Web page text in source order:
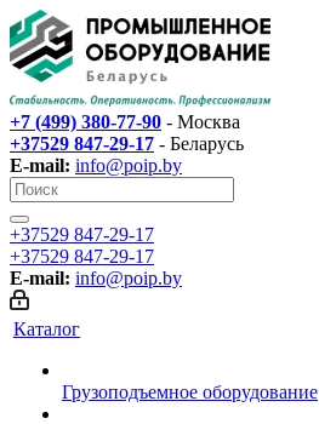
+7 (499) 380-77-90 - Москва
+37529 847-29-17‬ - Беларусь
E-mail: info@poip.by
+37529 847-29-17‬
+37529 847-29-17‬
E-mail: info@poip.by
Каталог
Грузоподъемное оборудование